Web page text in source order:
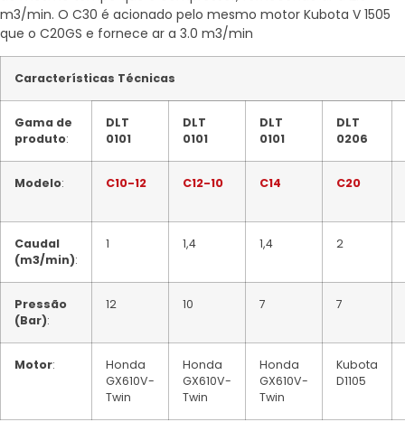
m3/min. O C30 é acionado pelo mesmo motor Kubota V 1505
que o C20GS e fornece ar a 3.0 m3/min
Características Técnicas
Gama de
produto:
DLT
0101
DLT
0101
DLT
0101
DLT
0206
Modelo: C10-12 C12-10 C14 C20
Caudal
(m3/min):
1 1,4 1,4 2
Pressão
(Bar):
12 10 7 7
Motor:
Honda
GX610V-
Twin
Honda
GX610V-
Twin
Honda
GX610V-
Twin
Kubota
D1105